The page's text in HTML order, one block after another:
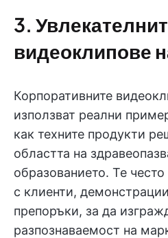
3.
видеоклипове
Корпоративните
използват реални
как техните продукти
областта на
образованието. Те
с клиенти,
препоръки, за да
разпознаваемост на